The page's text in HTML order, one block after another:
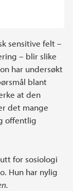
sensitive felt –
– blir slike
har undersøkt
blant
at den
det mange
offentlig
for sosiologi
Hun har nylig